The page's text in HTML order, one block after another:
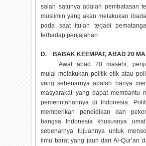
salah satunya adalah pembatasan
muslimin yang akan melakukan
pada saat itulah terjadi
terhadap penjajahan
D.
BABAK KEEMPAT, ABAD 20
Awal abad 20 masehi,
mulai melakukan politik etik atau
yang sebenarnya adalah hanya
masyarakat yang dapat membantu
pemerintahannya di Indonesia.
memberikan pendidikan dan
bangsa Indonesia khususnya
sebenarnya tujuannya untuk
ilmu barat yang jauh dari Al-Qur’an